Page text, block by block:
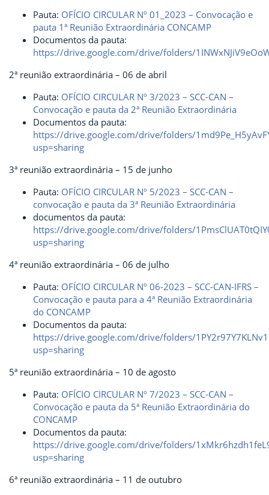
Pauta: OFÍCIO CIRCULAR Nº 01_2023 – Convocação e
pauta 1ª Reunião Extraordinária CONCAMP
Documentos da pauta:
https://drive.google.com/drive/folders/
2ª reunião extraordinária – 06 de abril
Pauta: OFÍCIO CIRCULAR Nº 3/2023 – SCC-CAN –
Convocação e pauta da 2ª Reunião Extraordinária
Documentos da pauta:
https://drive.google.com/drive/folders/
usp=sharing
3ª reunião extraordinária – 15 de junho
Pauta: OFÍCIO CIRCULAR Nº 5/2023 – SCC-CAN –
convocação e pauta da 3ª Reunião Extraordinária
documentos da pauta:
https://drive.google.com/drive/folders/
usp=sharing
4ª reunião extraordinária – 06 de julho
Pauta: OFÍCIO CIRCULAR Nº 06-2023 – SCC-CAN-IFRS –
Convocação e pauta para a 4ª Reunião Extraordinária
do CONCAMP
Documentos da pauta:
https://drive.google.com/drive/folders/
usp=sharing
5ª reunião extraordinária – 10 de agosto
Pauta: OFÍCIO CIRCULAR Nº 7/2023 – SCC-CAN –
Convocação e pauta da 5ª Reunião Extraordinária do
CONCAMP
Documentos da pauta:
https://drive.google.com/drive/folders/
usp=sharing
6ª reunião extraordinária – 11 de outubro